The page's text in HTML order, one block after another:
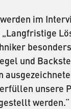
im
und
unsere
werden.“